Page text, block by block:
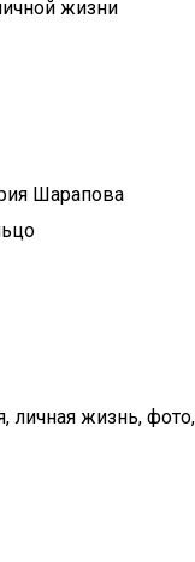
жизни
Шарапова
личная жизнь, фото,